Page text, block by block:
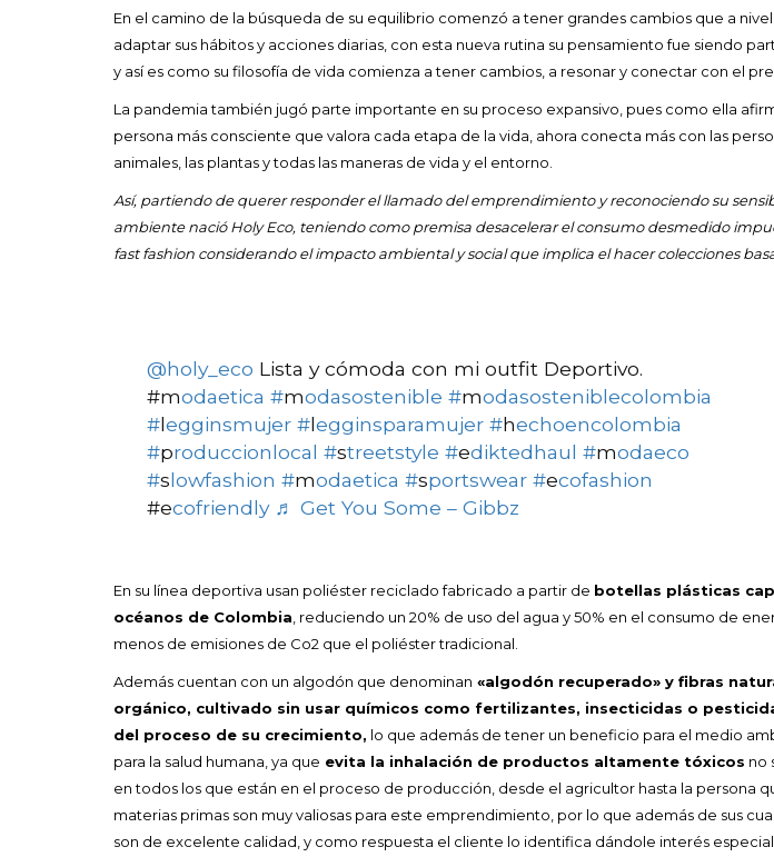
En el camino de la búsqueda de su equilibrio comenzó a tener grandes cambios que a
adaptar sus hábitos y acciones diarias, con esta nueva rutina su pensamiento fue siendo
y así es como su filosofía de vida comienza a tener cambios, a resonar y conectar con el
La pandemia también jugó parte importante en su proceso expansivo, pues como ella
persona más consciente que valora cada etapa de la vida, ahora conecta más con las
animales, las plantas y todas las maneras de vida y el entorno.
Así, partiendo de querer responder el llamado del emprendimiento y reconociendo su
ambiente nació Holy Eco, teniendo como premisa desacelerar el consumo desmedido
fast fashion considerando el impacto ambiental y social que implica el hacer colecciones
@holy_eco Lista y cómoda con mi outfit Deportivo.
#modaetica #modasostenible #modasosteniblecolombia
#legginsmujer #legginsparamujer #hechoencolombia
#produccionlocal #streetstyle #ediktedhaul #modaeco
#slowfashion #modaetica #sportswear #ecofashion
#ecofriendly ♬ Get You Some – Gibbz
En su línea deportiva usan poliéster reciclado fabricado a partir de botellas plásticas
océanos de Colombia , reduciendo un 20% de uso del agua y 50% en el consumo de
menos de emisiones de Co2 que el poliéster tradicional.
Además cuentan con un algodón que denominan «algodón recuperado» y fibras
orgánico, cultivado sin usar químicos como fertilizantes, insecticidas o
del proceso de su crecimiento, lo que además de tener un beneficio para el medio
para la salud humana, ya que evita la inhalación de productos altamente tóxicos no
en todos los que están en el proceso de producción, desde el agricultor hasta la persona
materias primas son muy valiosas para este emprendimiento, por lo que además de sus
son de excelente calidad, y como respuesta el cliente lo identifica dándole interés